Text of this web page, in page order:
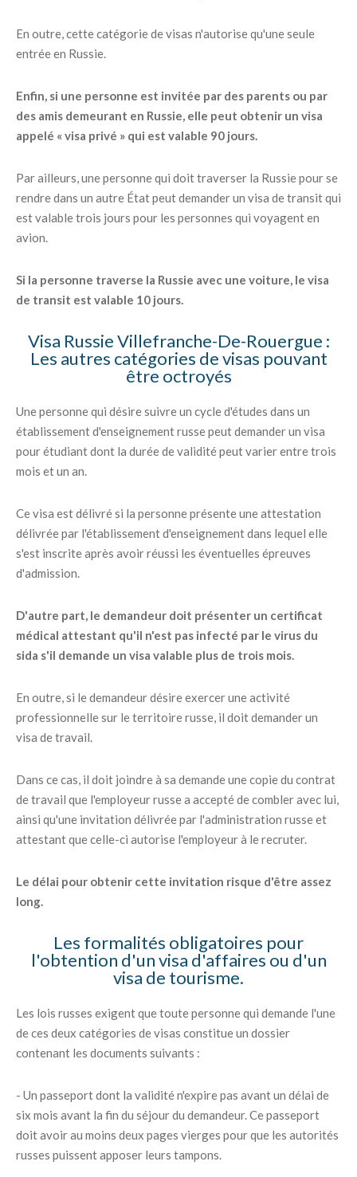
En outre, cette catégorie de visas n'autorise qu'une seule
entrée en Russie.
Enfin, si une personne est invitée par des parents ou par
des amis demeurant en Russie, elle peut obtenir un visa
appelé « visa privé » qui est valable 90 jours.
Par ailleurs, une personne qui doit traverser la Russie pour se
rendre dans un autre État peut demander un visa de transit qui
est valable trois jours pour les personnes qui voyagent en
avion.
Si la personne traverse la Russie avec une voiture, le visa
de transit est valable 10 jours.
Visa Russie Villefranche-De-Rouergue :
Les autres catégories de visas pouvant
être octroyés
Une personne qui désire suivre un cycle d'études dans un
établissement d'enseignement russe peut demander un visa
pour étudiant dont la durée de validité peut varier entre trois
mois et un an.
Ce visa est délivré si la personne présente une attestation
délivrée par l'établissement d'enseignement dans lequel elle
s'est inscrite après avoir réussi les éventuelles épreuves
d'admission.
D'autre part, le demandeur doit présenter un certificat
médical attestant qu'il n'est pas infecté par le virus du
sida s'il demande un visa valable plus de trois mois.
En outre, si le demandeur désire exercer une activité
professionnelle sur le territoire russe, il doit demander un
visa de travail.
Dans ce cas, il doit joindre à sa demande une copie du contrat
de travail que l'employeur russe a accepté de combler avec lui,
ainsi qu'une invitation délivrée par l'administration russe et
attestant que celle-ci autorise l'employeur à le recruter.
Le délai pour obtenir cette invitation risque d'être assez
long.
Les formalités obligatoires pour
l'obtention d'un visa d'affaires ou d'un
visa de tourisme.
Les lois russes exigent que toute personne qui demande l'une
de ces deux catégories de visas constitue un dossier
contenant les documents suivants :
- Un passeport dont la validité n'expire pas avant un délai de
six mois avant la fin du séjour du demandeur. Ce passeport
doit avoir au moins deux pages vierges pour que les autorités
russes puissent apposer leurs tampons.